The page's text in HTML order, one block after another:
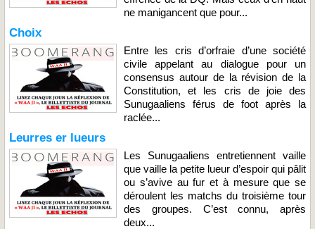
ne manigancent que pour...
Choix
Entre les cris d’orfraie d’une société
civile appelant au dialogue pour un
consensus autour de la révision de la
Constitution, et les cris de joie des
Sunugaaliens férus de foot après la
raclée...
Leurres er lueurs
Les Sunugaaliens entretiennent vaille
que vaille la petite lueur d’espoir qui pâlit
ou s’avive au fur et à mesure que se
déroulent les matchs du troisième tour
des groupes. C’est connu, après
deux...